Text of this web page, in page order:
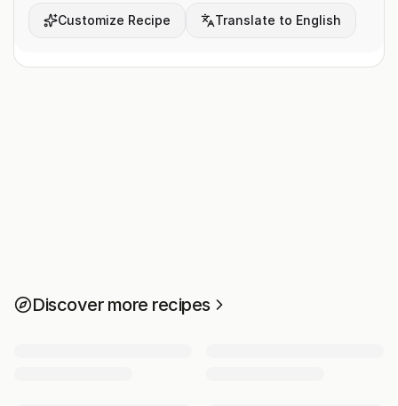
Customize Recipe Translate to English
Discover more recipes